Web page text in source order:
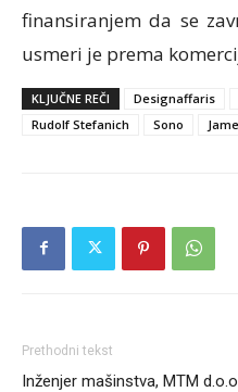
finаnsirаnjеm da se
usmeri je prеmа
KLJUČNE REČI Dеsignаffаris
Rudоlf Stеfаnich
Sono
Prethodni tekst
Inženjer mašinstva, MTM d.o.o.